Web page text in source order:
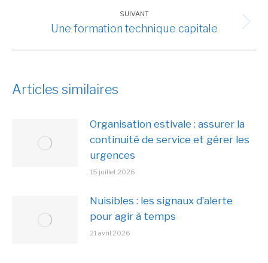
:
SUIVANT
Article
Une formation technique capitale
Articles similaires
Organisation estivale : assurer la
continuité de service et gérer les
urgences
15 juillet 2026
Nuisibles : les signaux d’alerte
pour agir à temps
21 avril 2026